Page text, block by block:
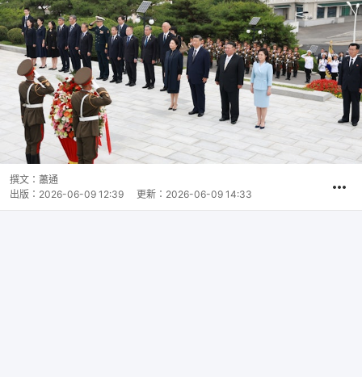
撰文： 蕭通
出版： 2026-06-09 12:39 更新： 2026-06-09 14:33